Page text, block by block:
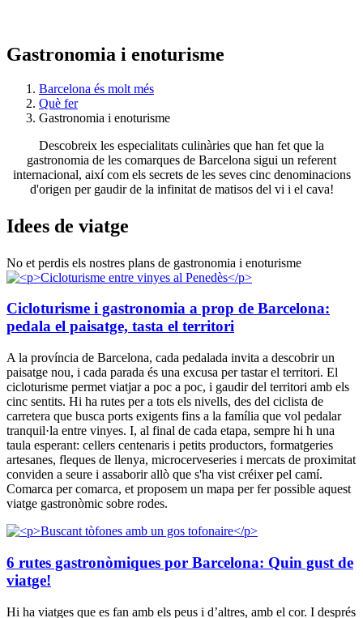
Gastronomia i enoturisme
Barcelona és molt més
Què fer
Gastronomia i enoturisme
Descobreix les especialitats culinàries que han fet que la
gastronomia de les comarques de Barcelona sigui un referent
internacional, així com els secrets de les seves cinc denominacions
d'origen per gaudir de la infinitat de matisos del vi i el cava!
Idees de viatge
No et perdis els nostres plans de gastronomia i enoturisme
Cicloturisme i gastronomia a prop de Barcelona:
pedala el paisatge, tasta el territori
A la província de Barcelona, cada pedalada invita a descobrir un
paisatge nou, i cada parada és una excusa per tastar el territori. El
cicloturisme permet viatjar a poc a poc, i gaudir del territori amb els
cinc sentits. Hi ha rutes per a tots els nivells, des del ciclista de
carretera que busca ports exigents fins a la família que vol pedalar
tranquil·la entre vinyes. I, al final de cada etapa, sempre hi h una
taula esperant: cellers centenaris i petits productors, formatgeries
artesanes, fleques de llenya, microcerveseries i mercats de proximitat
conviden a seure i assaborir allò que s'ha vist créixer pel camí.
Comarca per comarca, et proposem un mapa per fer possible aquest
viatge gastronòmic sobre rodes.
6 rutes gastronòmiques por Barcelona: Quin gust de
viatge!
Hi ha viatges que es fan amb els peus i d’altres, amb el cor. I després